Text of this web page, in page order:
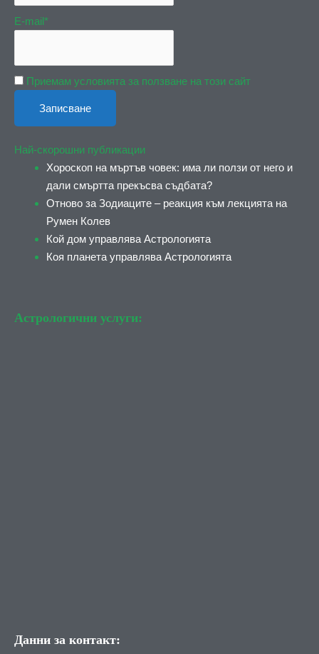
E-mail*
Приемам условията за ползване на този сайт
Най-скорошни публикации
Хороскоп на мъртъв човек: има ли ползи от него и
дали смъртта прекъсва съдбата?
Отново за Зодиаците – реакция към лекцията на
Румен Колев
Кой дом управлява Астрологията
Коя планета управлява Астрологията
Астрологични услуги:
Данни за контакт: